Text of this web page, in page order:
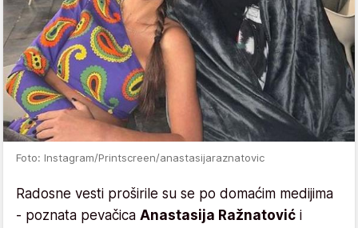
Foto: Instagram/Printscreen/anastasijaraznatovic
Radosne vesti proširile su se po domaćim medijima
- poznata pevačica Anastasija Ražnatović i